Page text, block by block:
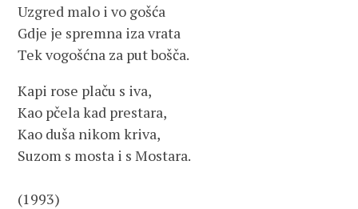
Uzgred malo i vo gošća
Gdje je spremna iza vrata
Tek vogošćna za put bošča.
Kapi rose plaču s iva,
Kao pčela kad prestara,
Kao duša nikom kriva,
Suzom s mosta i s Mostara.
(1993)